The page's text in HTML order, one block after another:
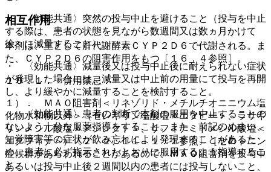
相互作用
本剤は、主として肝代謝酵素ＣＹＰ２Ｄ６で代謝される。ま
た、ＣＹＰ２Ｄ６の阻害作用をもつ〔１６．４参照〕。
１０．１． 併用禁忌：
１）． ＭＡＯ阻害剤＜リネゾリド・メチルチオニニウム塩
化物水和物以外＞（セレギリン塩酸塩＜エフピー＞、ラサギ
リンメシル酸塩＜アジレクト＞、サフィナミドメシル酸塩＜
エクフィナ＞）〔２．２、１１．１．１参照〕［セロトニン
症候群があらわれることがあるので、ＭＡＯ阻害剤を投与中
あるいは投与中止後２週間以内の患者には投与しないこと、
・ 〈効能共通〉突然の投与中止を避けること（投与を中止
する際は、患者の状態を見ながら数週間又は数ヵ月かけて
徐々に減量すること）。
・ 〈効能共通〉減量後又は投与中止後に耐えられない症状
が発現した場合には、減量又は中止前の用量にて投与を再開
し、より緩やかに減量することを検討すること。
・ 〈効能共通〉患者の判断で本剤の服用を中止することの
ないよう十分な服薬指導をすること。また、前記のめまい、
知覚障害等の症状が飲み忘れにより発現することがあるた
め、患者に必ず指示されたとおりに服用するよう指導するこ
と。